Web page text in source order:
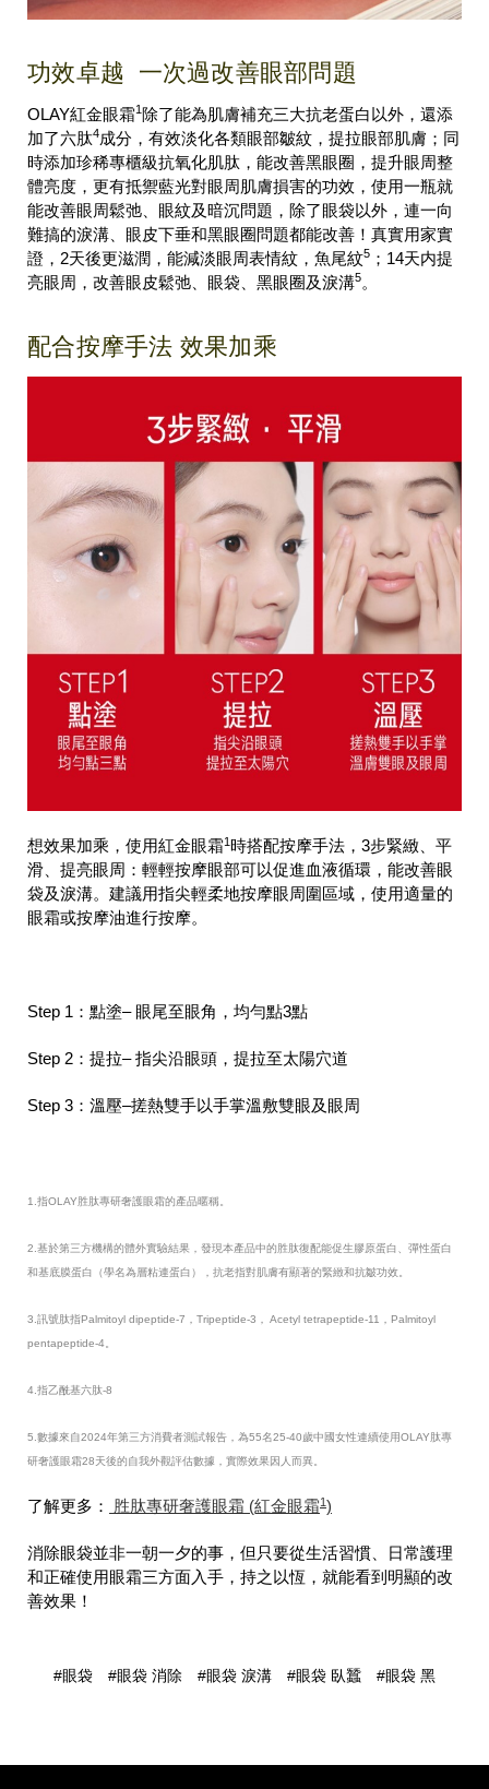
功效卓越 一次過改善眼部問題
OLAY紅金眼霜1 除了能為肌膚補充三大抗老蛋白以外，還添
加了六肽4成分，有效淡化各類眼部皺紋，提拉眼部肌膚；同
時添加珍稀專櫃級抗氧化肌肽，能改善黑眼圈，提升眼周整
體亮度，更有抵禦藍光對眼周肌膚損害的功效，使用一瓶就
能改善眼周鬆弛、眼紋及暗沉問題，除了眼袋以外，連一向
難搞的淚溝、眼皮下垂和黑眼圈問題都能改善！真實用家實
證，2天後更滋潤，能減淡眼周表情紋，魚尾紋5 ；14天内提
亮眼周，改善眼皮鬆弛、眼袋、黑眼圈及淚溝5。
配合按摩手法 效果加乘
想效果加乘，使用紅金眼霜1 時搭配按摩手法，3步緊緻、平
滑、提亮眼周：輕輕按摩眼部可以促進血液循環，能改善眼
袋及淚溝。建議用指尖輕柔地按摩眼周圍區域，使用適量的
眼霜或按摩油進行按摩。
Step 1：點塗– 眼尾至眼角，均勻點3點
Step 2：提拉– 指尖沿眼頭，提拉至太陽穴道
Step 3：溫壓–搓熱雙手以手掌溫敷雙眼及眼周
1.指OLAY胜肽專研奢護眼霜的產品暱稱。
2.基於第三方機構的體外實驗結果，發現本產品中的胜肽復配能促生膠原蛋白、彈性蛋白
和基底膜蛋白（學名為層粘連蛋白），抗老指對肌膚有顯著的緊緻和抗皺功效。
3.訊號肽指Palmitoyl dipeptide-7，Tripeptide-3， Acetyl tetrapeptide-11，Palmitoyl
pentapeptide-4。
4.指乙酰基六肽-8
5.數據來自2024年第三方消費者測試報告，為55名25-40歲中國女性連續使用OLAY肽專
研奢護眼霜28天後的自我外觀評估數據，實際效果因人而異。
了解更多： 胜肽專研奢護眼霜 (紅金眼霜1)
消除眼袋並非一朝一夕的事，但只要從生活習慣、日常護理
和正確使用眼霜三方面入手，持之以恆，就能看到明顯的改
善效果！
#眼袋 #眼袋 消除 #眼袋 淚溝 #眼袋 臥蠶 #眼袋 黑